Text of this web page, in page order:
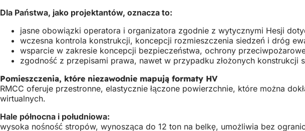
Dla Państwa, jako projektantów, oznacza to:
jasne obowiązki operatora i organizatora zgodnie z wytycznymi Hesji
wczesna kontrola konstrukcji, koncepcji rozmieszczenia siedzeń i dróg
wsparcie w zakresie koncepcji bezpieczeństwa, ochrony
zgodność z przepisami prawa, nawet w przypadku złożonych konstrukcji
Pomieszczenia, które niezawodnie mapują formaty HV
RMCC oferuje przestronne, elastycznie łączone powierzchnie, które można
wirtualnych.
Hale północna i południowa:
wysoka nośność stropów, wynosząca do 12 ton na belkę, umożliwia bez